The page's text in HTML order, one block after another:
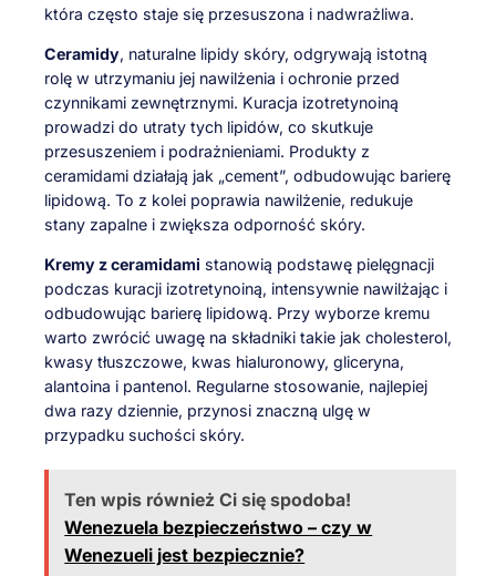
która często staje się przesuszona i nadwrażliwa.
Ceramidy, naturalne lipidy skóry, odgrywają istotną
rolę w utrzymaniu jej nawilżenia i ochronie przed
czynnikami zewnętrznymi. Kuracja izotretynoiną
prowadzi do utraty tych lipidów, co skutkuje
przesuszeniem i podrażnieniami. Produkty z
ceramidami działają jak „cement”, odbudowując barierę
lipidową. To z kolei poprawia nawilżenie, redukuje
stany zapalne i zwiększa odporność skóry.
Kremy z ceramidami stanowią podstawę pielęgnacji
podczas kuracji izotretynoiną, intensywnie nawilżając i
odbudowując barierę lipidową. Przy wyborze kremu
warto zwrócić uwagę na składniki takie jak cholesterol,
kwasy tłuszczowe, kwas hialuronowy, gliceryna,
alantoina i pantenol. Regularne stosowanie, najlepiej
dwa razy dziennie, przynosi znaczną ulgę w
przypadku suchości skóry.
Ten wpis również Ci się spodoba!
Wenezuela bezpieczeństwo – czy w
Wenezueli jest bezpiecznie?